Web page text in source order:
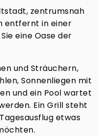
zentrumsnah
entfernt in einer
eine Oase der
und Sträuchern,
Sonnenliegen mit
und ein Pool wartet
Ein Grill steht
etwas